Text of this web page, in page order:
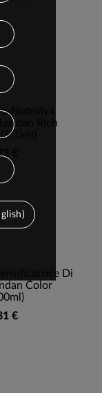
Nutritiva
Rich
€
Di
Color
€